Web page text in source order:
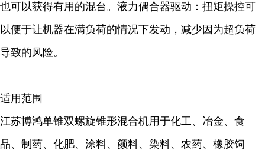
也可以获得有用的混台。液力偶合器驱动：扭矩操控可
以便于让机器在满负荷的情况下发动，减少因为超负荷
导致的风险。
适用范围
江苏博鸿单锥双螺旋锥形混合机用于化工、冶金、食
品、制药、化肥、涂料、颜料、染料、农药、橡胶饲